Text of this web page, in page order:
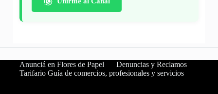
Anunciá en Flores de Papel
Denuncias y Reclamos
Tarifario Guía de comercios, profesionales y servicios